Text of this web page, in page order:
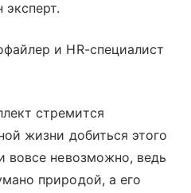
и HR-специалист
стремится
жизни добиться этого
вовсе невозможно, ведь
природой, а его